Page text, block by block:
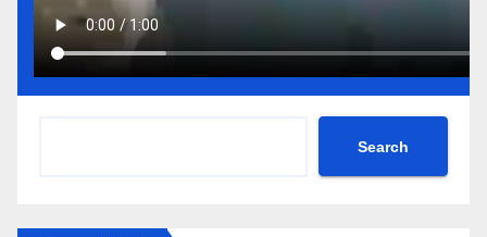
Search